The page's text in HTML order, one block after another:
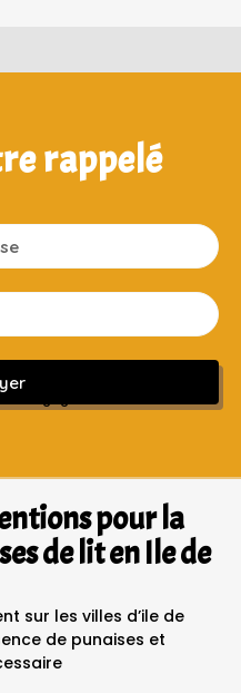
rappelé
engagement ni frais cachés
pour la
de lit en Ile de
sur les villes d’ile de
de punaises et